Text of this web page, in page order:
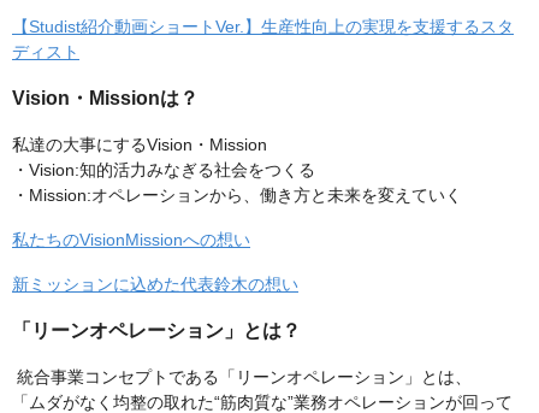
【Studist紹介動画ショートVer.】生産性向上の実現を支援するスタ
ディスト
Vision・Missionは？
私達の大事にするVision・Mission
・Vision:知的活力みなぎる社会をつくる
・Mission:オペレーションから、働き方と未来を変えていく
私たちのVisionMissionへの想い
新ミッションに込めた代表鈴木の想い
「リーンオペレーション」とは？
統合事業コンセプトである「リーンオペレーション」とは、
「ムダがなく均整の取れた“筋肉質な”業務オペレーションが回って